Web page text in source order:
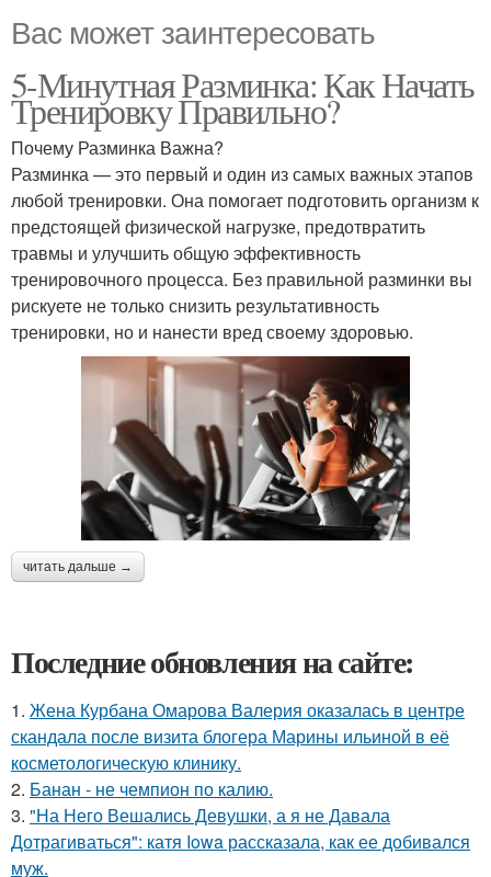
Вас может заинтересовать
5-Минутная Разминка: Как Начать
Тренировку Правильно?
Почему Разминка Важна?
Разминка — это первый и один из самых важных этапов
любой тренировки. Она помогает подготовить организм к
предстоящей физической нагрузке, предотвратить
травмы и улучшить общую эффективность
тренировочного процесса. Без правильной разминки вы
рискуете не только снизить результативность
тренировки, но и нанести вред своему здоровью.
читать дальше →
Последние обновления на сайте:
1. Жена Курбана Омарова Валерия оказалась в центре
скандала после визита блогера Марины ильиной в её
косметологическую клинику.
2. Банан - не чемпион по калию.
3. "На Него Вешались Девушки, а я не Давала
Дотрагиваться": катя Iowa рассказала, как ее добивался
муж.